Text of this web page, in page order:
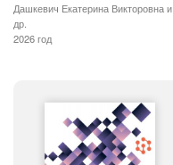
Дашкевич Екатерина Викторовна и
др.
2026 год